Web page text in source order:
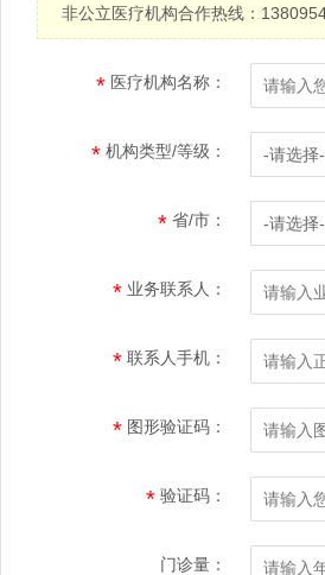
非公立医疗机构合作热线：
* 医疗机构名称：
* 机构类型/等级： -请选择-
* 省/市： -请选择-
* 业务联系人：
* 联系人手机：
* 图形验证码：
* 验证码：
门诊量：